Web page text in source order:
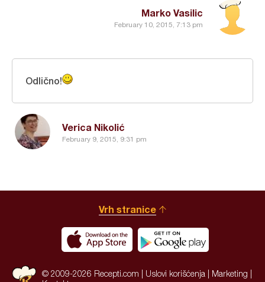
Marko Vasilic
February 10, 2015, 7:13 pm
Verica Nikolić
February 9, 2015, 9:31 pm
Odlično!
Vrh stranice
© 2009-2026 Recepti.com | Uslovi korišćenja Marketing